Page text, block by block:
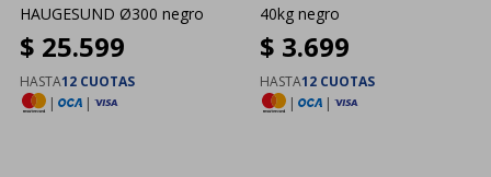
HAUGESUND Ø300 negro
$ 25.599
HASTA12 CUOTAS
|
|
40kg negro
$ 3.699
HASTA12 CUOTAS
|
|